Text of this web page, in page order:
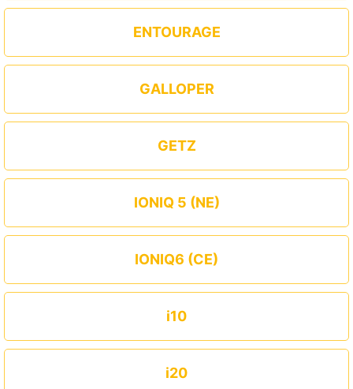
ENTOURAGE
GALLOPER
GETZ
IONIQ 5 (NE)
IONIQ6 (CE)
i10
i20